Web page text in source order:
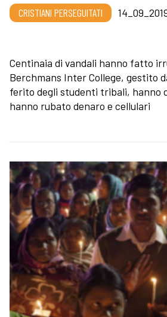
CRISTIANI PERSEGUITATI
Centinaia di vandali hanno fatto
Berchmans Inter College, gestito
ferito degli studenti tribali, hanno
hanno rubato denaro e cellulari